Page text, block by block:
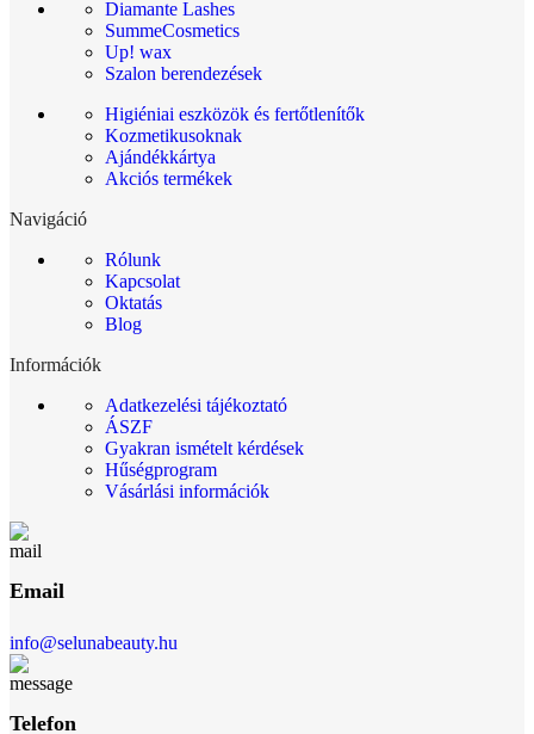
Diamante Lashes
SummeCosmetics
Up! wax
Szalon berendezések
Higiéniai eszközök és fertőtlenítők
Kozmetikusoknak
Ajándékkártya
Akciós termékek
Navigáció
Rólunk
Kapcsolat
Oktatás
Blog
Információk
Adatkezelési tájékoztató
ÁSZF
Gyakran ismételt kérdések
Hűségprogram
Vásárlási információk
Email
info@selunabeauty.hu
Telefon